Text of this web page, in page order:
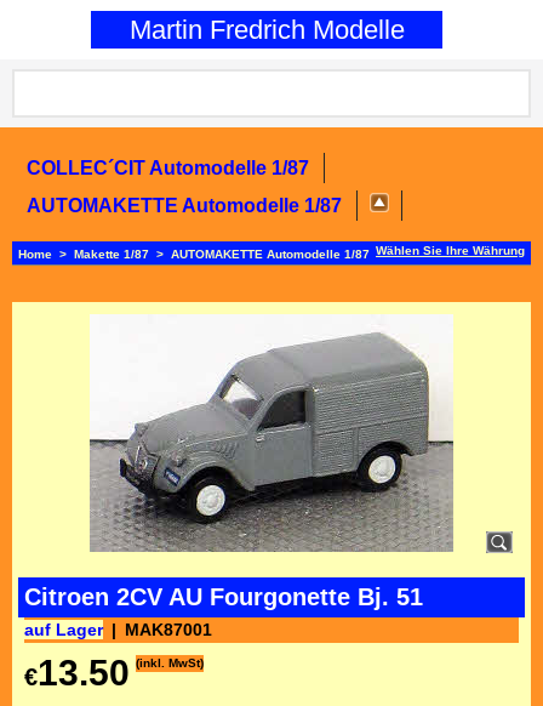
Martin Fredrich Modelle
COLLEC´CIT Automodelle 1/87
AUTOMAKETTE Automodelle 1/87
Home > Makette 1/87 > AUTOMAKETTE Automodelle 1/87 Wählen Sie Ihre Währung
Citroen 2CV AU Fourgonette Bj. 51
auf Lager MAK87001
€13.50 (inkl. MwSt)